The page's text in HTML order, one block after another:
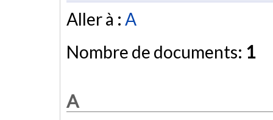
Aller à : A
Nombre de documents: 1
A